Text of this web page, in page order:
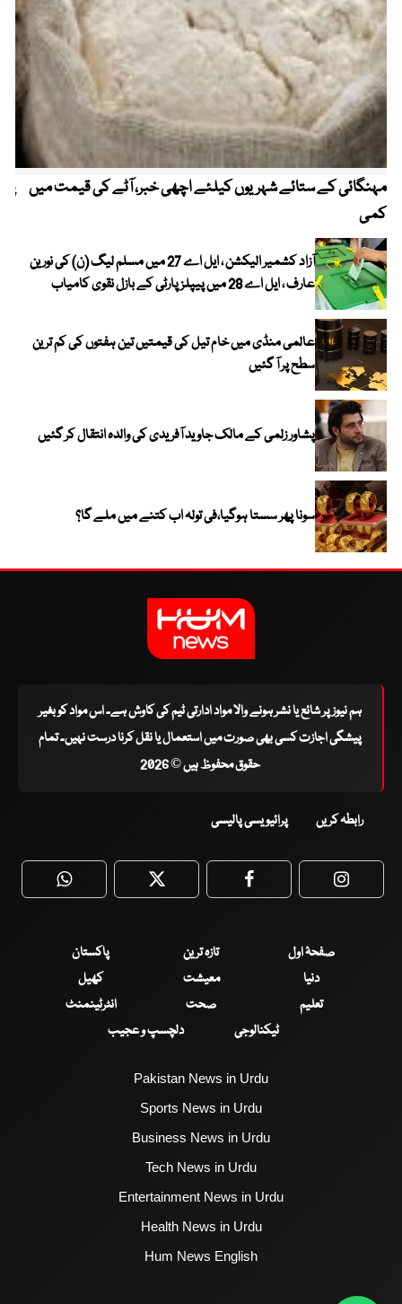
مہنگائی کے ستائے شہریوں کیلئے اچھی خبر، آٹے کی قیمت میں
کمی
آزاد کشمیر الیکشن ، ایل اے 27 میں مسلم لیگ (ن) کی نورین
عارف ، ایل اے 28 میں پیپلز پارٹی کے بازل نقوی کامیاب
عالمی منڈی میں خام تیل کی قیمتیں تین ہفتوں کی کم ترین
سطح پر آ گئیں
پشاور زلمی کے مالک جاوید آفریدی کی والدہ انتقال کر گئیں
سونا پھر سستا ہوگیا،فی تولہ اب کتنے میں ملے گا؟
ہم نیوز پر شائع یا نشر ہونے والا مواد ادارتی ٹیم کی کاوش ہے۔ اس مواد کو بغیر
پیشگی اجازت کسی بھی صورت میں استعمال یا نقل کرنا درست نہیں۔ تمام
حقوق محفوظ ہیں © 2026
رابطہ کریں پرائیویسی پالیسی
WhatsApp Twitter Facebook
صفحۂ اول تازہ ترین
پاکستان
دنیا
معیشت
کھیل
تعلیم
صحت
انٹرٹینمنٹ
ٹیکنالوجی
دلچسپ و عجیب
Pakistan News in Urdu
Sports News in Urdu
Business News in Urdu
Tech News in Urdu
Entertainment News in Urdu
Health News in Urdu
Hum News English